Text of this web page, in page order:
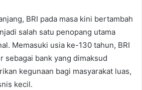
BRI pada masa kini bertambah
salah satu penopang utama
Memasuki usia ke-130 tahun, BRI
sebagai bank yang dimaksud
kegunaan bagi masyarakat luas,
kecil.